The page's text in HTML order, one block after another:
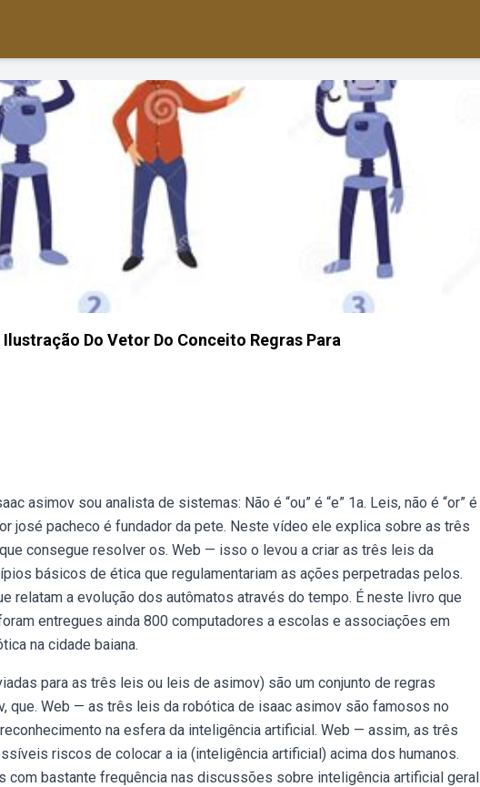
Do Vetor Do Conceito Regras Para
asimov sou analista de sistemas: Não é “ou” é “e” 1a. Leis, não é “or” é
josé pacheco é fundador da pete. Neste vídeo ele explica sobre as três
consegue resolver os. Web — isso o levou a criar as três leis da
básicos de ética que regulamentariam as ações perpetradas pelos.
relatam a evolução dos autômatos através do tempo. É neste livro que
entregues ainda 800 computadores a escolas e associações em
na cidade baiana.
para as três leis ou leis de asimov) são um conjunto de regras
que. Web — as três leis da robótica de isaac asimov são famosos no
na esfera da inteligência artificial. Web — assim, as três
riscos de colocar a ia (inteligência artificial) acima dos humanos.
bastante frequência nas discussões sobre inteligência artificial geral